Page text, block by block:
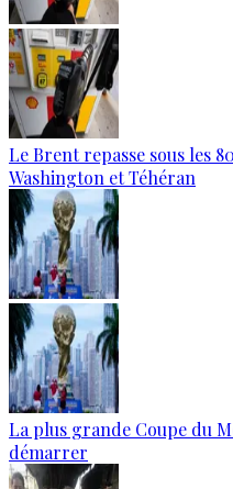
Le Brent repasse sous les
Washington et Téhéran
La plus grande Coupe du
démarrer